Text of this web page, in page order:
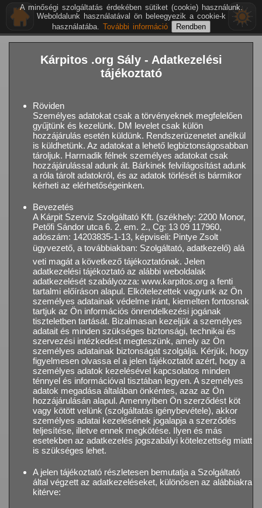
Kárpitos .org Sály - Adatkezelési
tájékoztató
Röviden
Személyes adatokat csak a törvényeknek megfelelően
gyűjtünk és kezelünk. DM levelet csak külön
hozzájárulás esetén küldünk. Rendszerüzenetet anélkül
is küldhetünk. Az adatokat a lehető legbiztonságosabban
tároljuk. Harmadik félnek személyes adatokat csak
hozzájárulással adunk át. Bárkinek felvilágosítást adunk
a róla tárolt adatokról, és az adatok törlését is bármikor
kérheti az elérhetőségeinken.
Bevezetés
A Kárpit Szerviz Szolgáltató Kft. (székhely: 2200 Monor,
Petőfi Sándor utca 6. 2. em. 2., Cg: 13 09 117960,
adószám: 14203835-1-13, képviseli: Pintye Zsolt
ügyvezető, a továbbiakban: Szolgáltató, adatkezelő) alá
veti magát a következő tájékoztatónak. Jelen
adatkezelési tájékoztató az alábbi weboldalak
adatkezelését szabályozza: www.karpitos.org a fenti
tartalmi előíráson alapul. Elkötelezettek vagyunk az Ön
személyes adatainak védelme iránt, kiemelten fontosnak
tartjuk az Ön információs önrendelkezési jogának
tiszteletben tartását. Bizalmasan kezeljük a személyes
adatait és minden szükséges biztonsági, technikai és
szervezési intézkedést megteszünk, amely az Ön
személyes adatainak biztonságát szolgálja. Kérjük, hogy
figyelmesen olvassa el a jelen tájékoztatót azért, hogy a
személyes adatok kezelésével kapcsolatos minden
ténnyel és információval tisztában legyen. A személyes
adatok megadása általában önkéntes, azaz az Ön
hozzájárulásán alapul. Amennyiben Ön szerződést köt
vagy kötött velünk (szolgáltatás igénybevétele), akkor
személyes adatai kezelésének jogalapja a szerződés
teljesítése, illetve ennek megkötése. Ilyen és más
esetekben az adatkezelés jogszabályi kötelezettség miatt
is szükséges lehet.
A jelen tájékoztató részletesen bemutatja a Szolgáltató
által végzett az adatkezeléseket, különösen az alábbiakra
kitérve:
A minőségi szolgáltatás érdekében sütiket (cookie) használunk.
Weboldalunk használatával ön beleegyezik a cookie-k
használatába. További információ